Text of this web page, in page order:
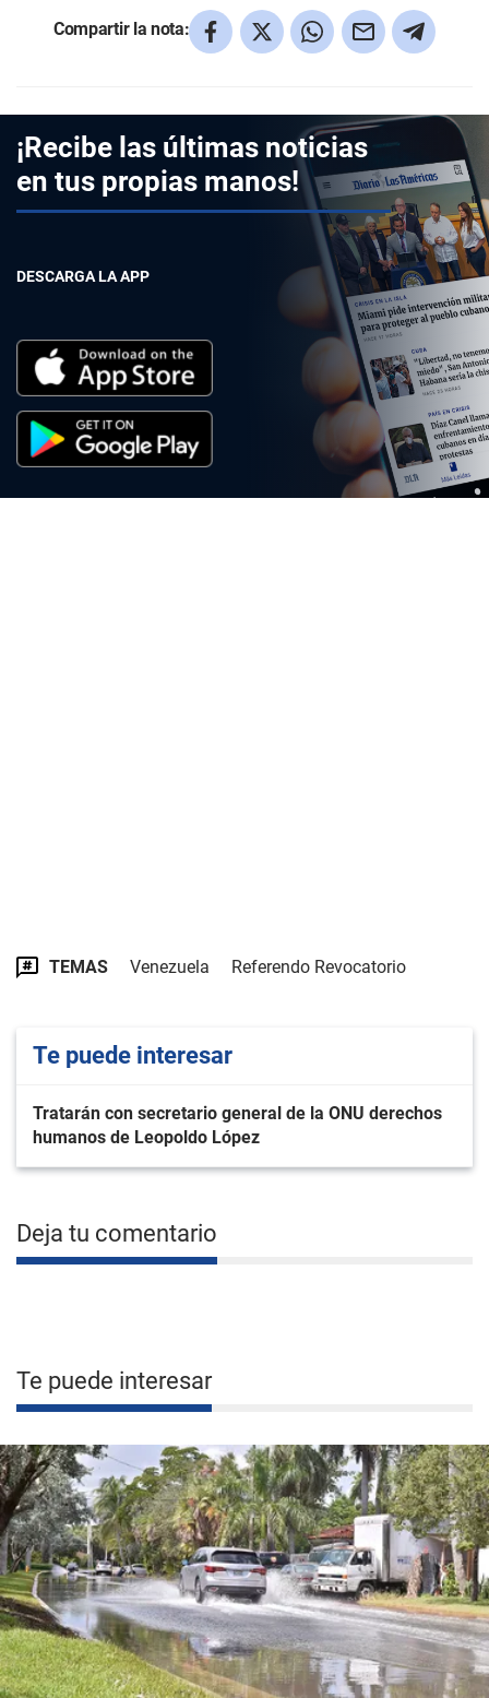
Compartir la nota:
¡Recibe las últimas noticias
en tus propias manos!
DESCARGA LA APP
TEMAS Venezuela Referendo Revocatorio
Te puede interesar
Tratarán con secretario general de la ONU derechos
humanos de Leopoldo López
Deja tu comentario
Te puede interesar